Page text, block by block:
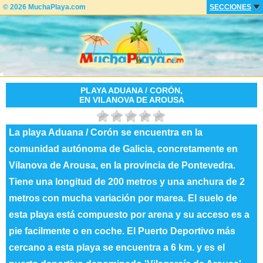
© 2026 MuchaPlaya.com SECCIONES
PLAYA ADUANA / CORÓN,
EN VILANOVA DE AROUSA
La playa Aduana / Corón se encuentra en la
comunidad autónoma de Galicia, concretamente en
Vilanova de Arousa, en la provincia de Pontevedra.
Tiene una longitud de 200 metros y una anchura de 2
metros con mucha variación por marea. El suelo de
esta playa está compuesto por arena y su acceso es a
pie facilmente o en coche. El Puerto Deportivo más
cercano a esta playa se encuentra a 6 km. y es el